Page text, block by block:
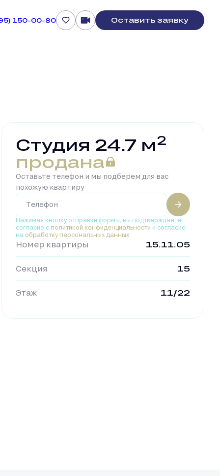
150-00-80 Оставить заявку
Студия 24.7 м2
продана
Оставьте телефон и мы подберем для вас
похожую квартиру
Нажимая кнопку отправки формы, вы подтверждаете
согласие с политикой конфиденциальности и согласие
на обработку персональных данных
Номер квартиры 15.11.05
Секция 15
Этаж 11/22